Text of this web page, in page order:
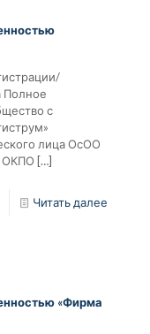
Полное
с
лица ОсОО
ОКПО […]
Читать далее
«Фирма